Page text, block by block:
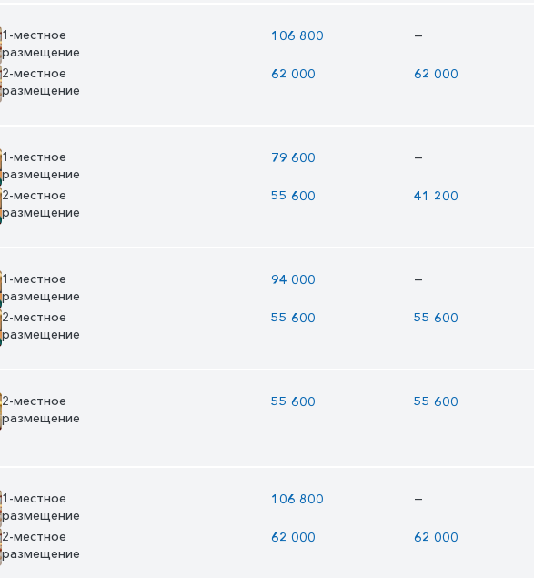
1-местное
размещение
106 800 —
2-местное
размещение
62 000 62 000
1-местное
размещение
79 600 —
2-местное
размещение
55 600 41 200
1-местное
размещение
94 000 —
2-местное
размещение
55 600 55 600
2-местное
размещение
55 600 55 600
1-местное
размещение
106 800 —
2-местное
размещение
62 000 62 000